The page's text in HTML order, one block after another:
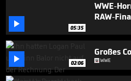
 05:35
WWE-
RAW-
 02:06
Großes
WWE